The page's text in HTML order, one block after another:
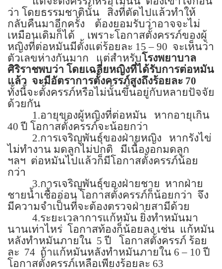
ว่า โดยธรรมชาตินั้น
สิ่งที่ตัดไปแล้วทำให้
กลับคืนมาอีกครั้ง
ต้องยอมรับว่าอาจจะไม่
เหมือนเดิมก็ได้
เพราะโอกาสตั้งครรภ์ของผู้
หญิงที่ต่อหมันมีตั้งแต่ร้อยละ 15 – 90 จะเห็นว่า
ตัวเลขห่างกันมาก
แต่สำหรับโรงพยาบาล
ศิริราชพบว่า โดยเฉลี่ยหญิงที่ได้รับการต่อหมัน
แล้ว จะมีอัตราการตั้งครรภ์สูงถึงร้อยละ 70
ทั้งนี้จะตั้งครรภ์หรือไม่นั้นขึ้นอยู่กับหลายปัจจัย
ด้วยกัน
1.อายุของผู้หญิงที่ต่อหมัน
หากอายุเกิน
40ปี โอกาสตั้งครรภ์จะน้อยกว่า
2.การเจริญพันธุ์ของฝ่ายหญิง
หากรังไข่
ไม่ทำงาน มดลูกไม่ปกติ
มีเนื้องอกมดลูก
ฯลฯ ต่อหมันไปแล้วก็มีโอกาสตั้งครรภ์น้อย
กว่า
3.การเจริญพันธุ์ของฝ่ายชาย หากฝ่าย
ชายน้ำเชื้ออ่อน โอกาสตั้งครรภ์ก็น้อยกว่า จึง
มีความจำเป็นที่จะต้องตรวจฝ่ายสามีด้วย
4.ระยะเวลาการแก้หมัน ยิ่งทำหมันมา
นานเท่าไหร่ โอกาสท้องก็น้อยลง เช่น แก้หมัน
หลังทำหมันภายใน 5ปี
โอกาสตั้งครรภ์ ร้อย
ละ 74 ถ้าแก้หมันหลังทำหมันภายใน 6 – 10ปี
โอกาสตั้งครรภ์เหลือเพียงร้อยละ 63